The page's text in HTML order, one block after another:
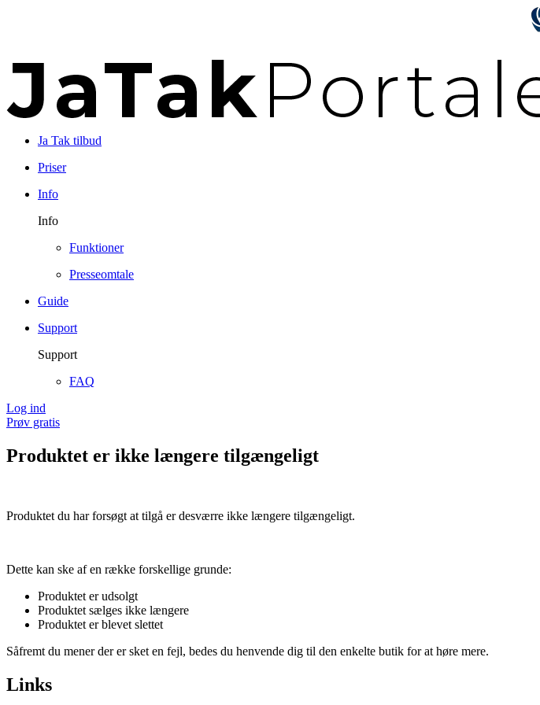
Ja Tak tilbud
Priser
Info
Info
Funktioner
Presseomtale
Guide
Support
Support
FAQ
Log ind
Prøv gratis
Produktet er ikke længere tilgængeligt
Produktet du har forsøgt at tilgå er desværre ikke længere tilgængeligt.
Dette kan ske af en række forskellige grunde:
Produktet er udsolgt
Produktet sælges ikke længere
Produktet er blevet slettet
Såfremt du mener der er sket en fejl, bedes du henvende dig til den enkelte butik for at høre mere.
Links